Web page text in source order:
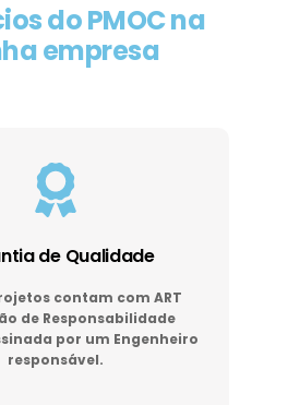
do PMOC na
empresa
de Qualidade
contam com ART
de Responsabilidade
por um Engenheiro
responsável.